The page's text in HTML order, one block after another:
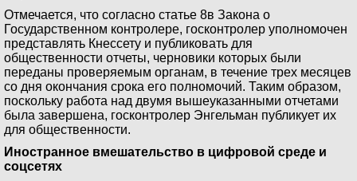
Отмечается, что согласно статье 8в Закона о
Государственном контролере, госконтролер уполномочен
представлять Кнессету и публиковать для
общественности отчеты, черновики которых были
переданы проверяемым органам, в течение трех месяцев
со дня окончания срока его полномочий. Таким образом,
поскольку работа над двумя вышеуказанными отчетами
была завершена, госконтролер Энгельман публикует их
для общественности.
Иностранное вмешательство в цифровой среде и
соцсетях